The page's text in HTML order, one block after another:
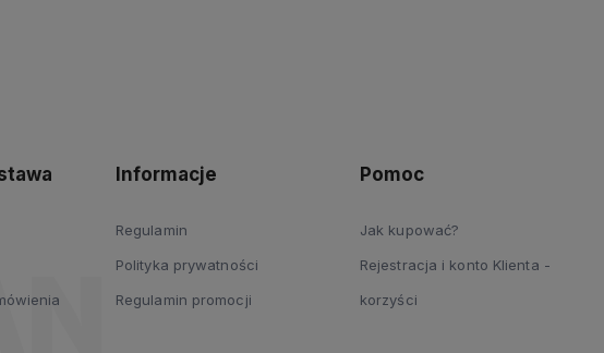
Informacje
Regulamin
Polityka prywatności
Regulamin promocji
Pomoc
Jak kupować?
Rejestracja i konto Klienta -
korzyści